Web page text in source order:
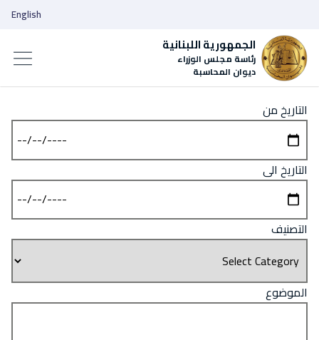
الجمهورية اللبنانية
رئاسة مجلس الوزراء
ديوان المحاسبة
English
التاريخ من
التاريخ الى
التصنيف
الموضوع